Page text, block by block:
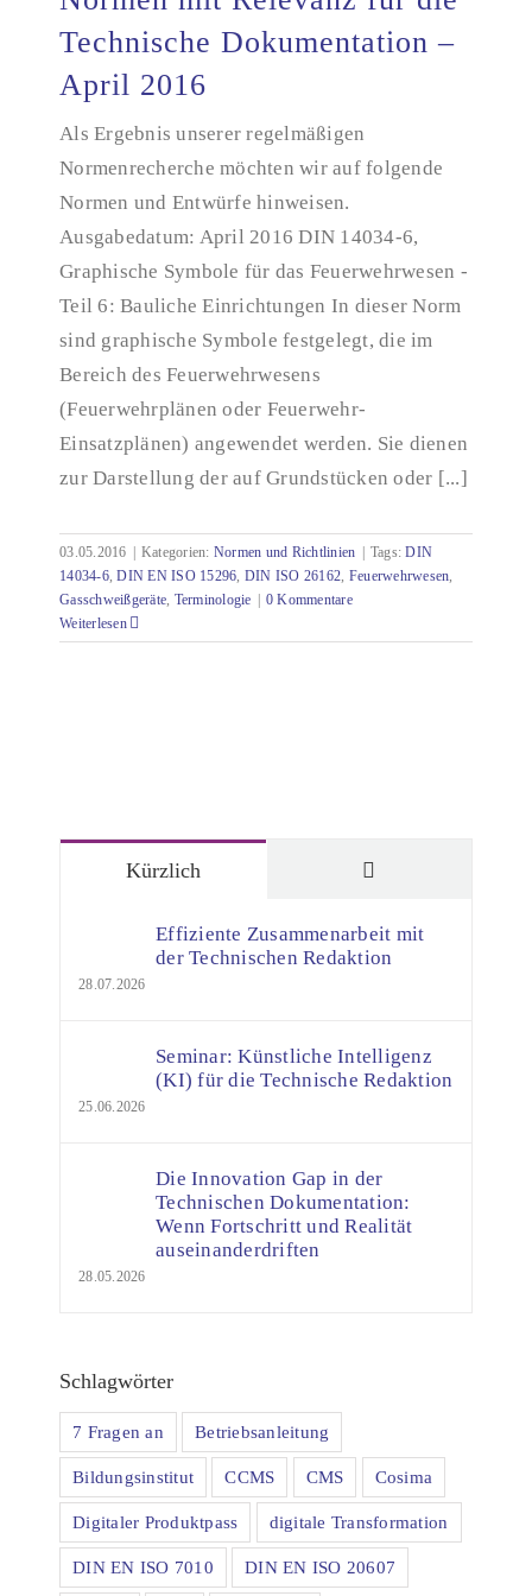
Normen mit Relevanz für die Technische
Technische Dokumentation –
April 2016
Als Ergebnis unserer regelmäßigen
Normenrecherche möchten wir auf folgende
Normen und Entwürfe hinweisen.
Ausgabedatum: April 2016 DIN 14034-6,
Graphische Symbole für das Feuerwehrwesen -
Teil 6: Bauliche Einrichtungen In dieser Norm
sind graphische Symbole festgelegt, die im
Bereich des Feuerwehrwesens
(Feuerwehrplänen oder Feuerwehr-
Einsatzplänen) angewendet werden. Sie dienen
zur Darstellung der auf Grundstücken oder [...]
03.05.2016 Kategorien: Normen und Richtlinien Tags:DIN
14034-6,DIN EN ISO 15296, DIN ISO 26162, Feuerwehrwesen,
Gasschweißgeräte, Terminologie
0 Kommentare
Weiterlesen
Kürzlich
Effiziente Zusammenarbeit mit
der Technischen Redaktion
28.07.2026
Seminar: Künstliche Intelligenz
(KI) für die Technische Redaktion
25.06.2026
Die Innovation Gap in der
Technischen Dokumentation:
Wenn Fortschritt und Realität
auseinanderdriften
28.05.2026
Schlagwörter
7 Fragen an Betriebsanleitung
Bildungsinstitut CCMS CMS Cosima
Digitaler Produktpass digitale Transformation
DIN EN ISO 7010 DIN EN ISO 20607